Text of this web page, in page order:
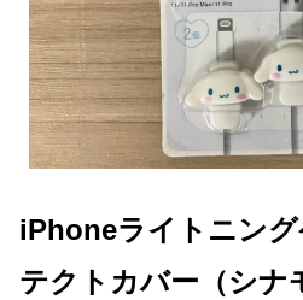
iPhoneライトニン
テクトカバー（シナ